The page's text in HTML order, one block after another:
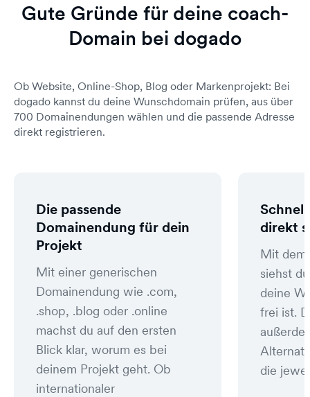
Gute Gründe für deine coach-
Domain bei dogado
Ob Website, Online-Shop, Blog oder Markenprojekt: Bei
dogado kannst du deine Wunschdomain prüfen, aus über
700 Domainendungen wählen und die passende Adresse
direkt registrieren.
Die passende
Domainendung für dein
Projekt
Mit einer generischen
Domainendung wie .com,
.shop, .blog oder .online
machst du auf den ersten
Blick klar, worum es bei
deinem Projekt geht. Ob
internationaler
direkt
Mit dem
siehst
deine
frei ist.
die